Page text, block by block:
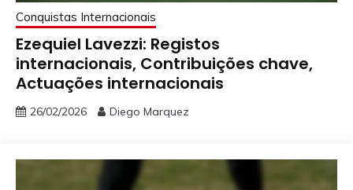
Conquistas Internacionais
Ezequiel Lavezzi: Registos
internacionais, Contribuições chave,
Actuações internacionais
26/02/2026 Diego Marquez